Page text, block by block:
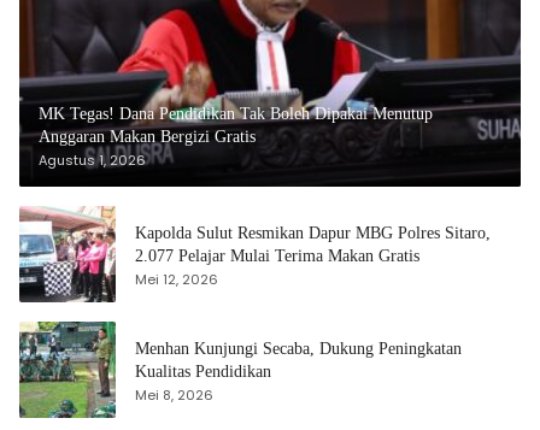
MK Tegas! Dana Pendidikan Tak Boleh Dipakai Menutup
Anggaran Makan Bergizi Gratis
Agustus 1, 2026
Kapolda Sulut Resmikan Dapur MBG Polres Sitaro,
2.077 Pelajar Mulai Terima Makan Gratis
Mei 12, 2026
Menhan Kunjungi Secaba, Dukung Peningkatan
Kualitas Pendidikan
Mei 8, 2026